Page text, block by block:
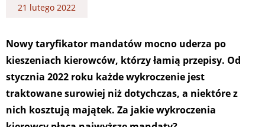
21 lutego 2022
Nowy taryfikator mandatów mocno uderza po
kieszeniach kierowców, którzy łamią przepisy. Od
stycznia 2022 roku każde wykroczenie jest
traktowane surowiej niż dotychczas, a niektóre z
nich kosztują majątek. Za jakie wykroczenia